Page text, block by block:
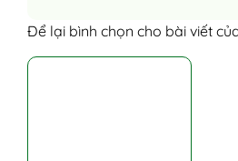
Để lại bình chọn cho bài viết